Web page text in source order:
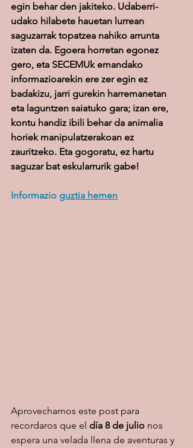
egin behar den jakiteko. Udaberri-
udako hilabete hauetan lurrean
saguzarrak topatzea nahiko arrunta
izaten da. Egoera horretan egonez
gero, eta SECEMUk emandako
informazioarekin ere zer egin ez
badakizu, jarri gurekin harremanetan
eta laguntzen saiatuko gara; izan ere,
kontu handiz ibili behar da animalia
horiek manipulatzerakoan ez
zauritzeko. Eta gogoratu, ez hartu
saguzar bat eskularrurik gabe!
Informazio guztia hemen
Aprovechamos este post para
recordaros que el día 8 de julio nos
espera una velada llena de aventuras y